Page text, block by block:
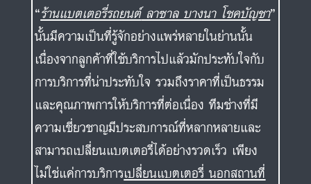
และคุณภาพการให้บริการที่ต่อเนื่อง ทีมช่างที่มี
ความเชี่ยวชาญมีประสบการณ์ที่หลากหลายและ
สามารถเปลี่ยนแบตเตอรี่ได้อย่างรวดเร็ว เพียง
ไม่ใช่แค่การบริการเปลี่ยนแบตเตอรี่ นอกสถานที่
เท่านั้น ยังมีบริการตรวจสอบสภาพแบตเตอรี่และ
ระบบไฟรถยนต์ทั้งภายในและภายนอกด้วย
นอกจากนี้ยังมีการให้คำปรึกษาเกี่ยวกับปัญหาที่
เกี่ยวข้องกับแบตเตอรี่อีกด้วย